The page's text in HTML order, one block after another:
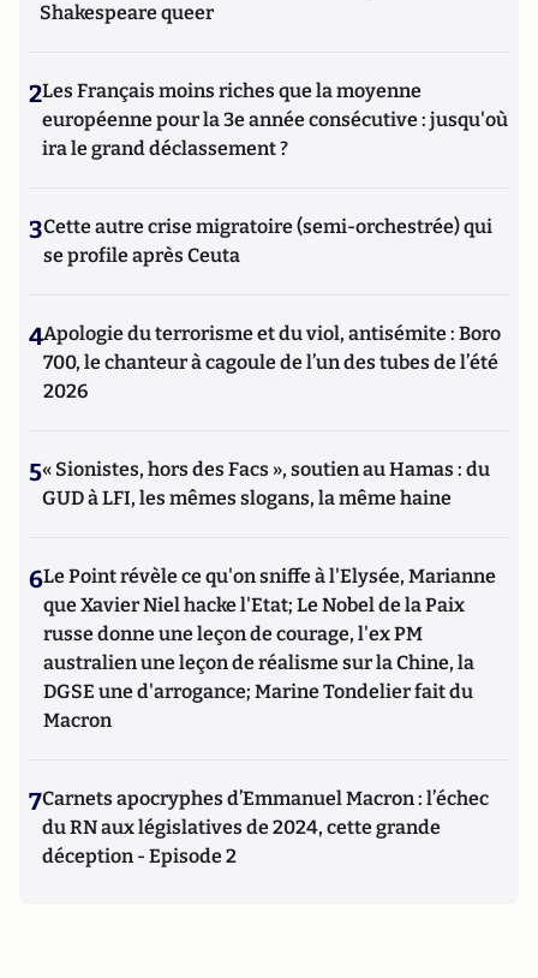
Shakespeare queer
2Les Français moins riches que la moyenne
européenne pour la 3e année consécutive : jusqu'où
ira le grand déclassement ?
3Cette autre crise migratoire (semi-orchestrée) qui
se profile après Ceuta
4Apologie du terrorisme et du viol, antisémite : Boro
700, le chanteur à cagoule de l’un des tubes de l’été
2026
5« Sionistes, hors des Facs », soutien au Hamas : du
GUD à LFI, les mêmes slogans, la même haine
6Le Point révèle ce qu'on sniffe à l'Elysée, Marianne
que Xavier Niel hacke l'Etat; Le Nobel de la Paix
russe donne une leçon de courage, l'ex PM
australien une leçon de réalisme sur la Chine, la
DGSE une d'arrogance; Marine Tondelier fait du
Macron
7Carnets apocryphes d’Emmanuel Macron : l’échec
du RN aux législatives de 2024, cette grande
déception - Episode 2